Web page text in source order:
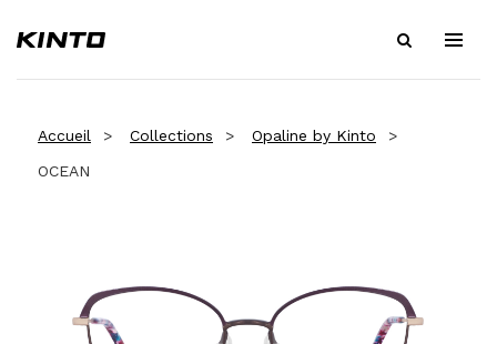
Accueil Collections
Opaline by Kinto
OCEAN